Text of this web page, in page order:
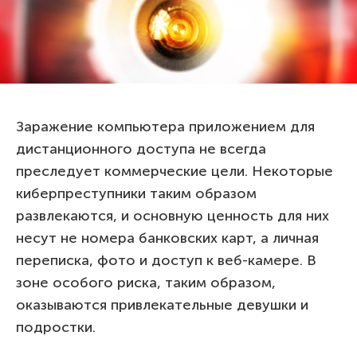
Заражение компьютера приложением для
дистанционного доступа не всегда
преследует коммерческие цели. Некоторые
киберпреступники таким образом
развлекаются, и основную ценность для них
несут не номера банковских карт, а личная
переписка, фото и доступ к веб-камере. В
зоне особого риска, таким образом,
оказываются привлекательные девушки и
подростки.